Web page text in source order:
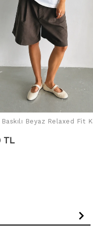
SEPETE EKLE
Beyaz Relaxed Fit
TL